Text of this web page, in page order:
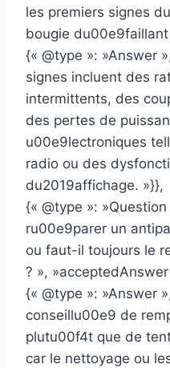
les premiers signes
bougie
{« @type »: »Answer
signes incluent des
intermittents, des
des pertes de
u00e9lectroniques
radio ou des
du2019affichage. »}},
{« @type »:
ru00e9parer un
ou faut-il toujours le
? », »acceptedAnswer
{« @type »: »Answer
conseillu00e9 de
plutu00f4t que de
car le nettoyage ou